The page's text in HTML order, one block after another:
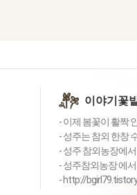
이야기꽃
- 이제 봄꽃이 활짝
- 성주는 참외 한창
- 성주 참외농장에
- 성주참외농장 에
- http://